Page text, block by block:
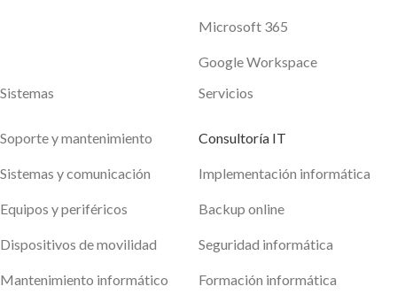
Microsoft 365
Google Workspace
Sistemas
Soporte y mantenimiento
Sistemas y comunicación
Equipos y periféricos
Dispositivos de movilidad
Mantenimiento informático
Servicios
Consultoría IT
Implementación informática
Backup online
Seguridad informática
Formación informática